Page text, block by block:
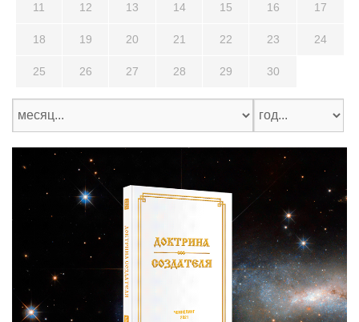
11 12 13 14 15 16 17
18 19 20 21 22 23 24
25 26 27 28 29 30